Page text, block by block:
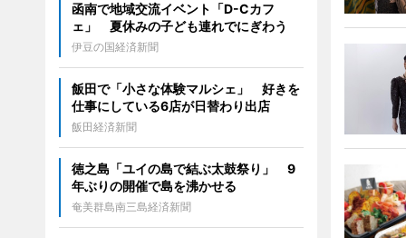
函南で地域交流イベント「D-Cカフ
ェ」 夏休みの子ども連れでにぎわう
伊豆の国経済新聞
飯田で「小さな体験マルシェ」 好きを
仕事にしている6店が日替わり出店
飯田経済新聞
徳之島「ユイの島で結ぶ太鼓祭り」 9
年ぶりの開催で島を沸かせる
奄美群島南三島経済新聞